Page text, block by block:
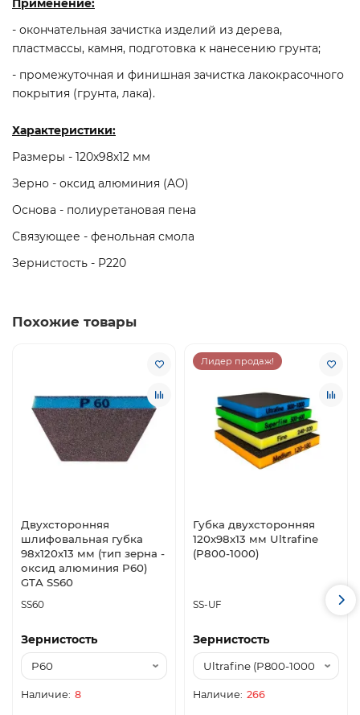
Применение:
- окончательная зачистка изделий из дерева,
пластмассы, камня, подготовка к нанесению грунта;
- промежуточная и финишная зачистка лакокрасочного
покрытия (грунта, лака).
Характеристики:
Размеры - 120х98х12 мм
Зерно - оксид алюминия (AO)
Основа - полиуретановая пена
Связующее - фенольная смола
Зернистость - P220
Похожие товары
Двухсторонняя
шлифовальная губка
98х120х13 мм (тип зерна -
оксид алюминия P60)
GTA SS60
SS60
Зернистость
8
Лидер продаж!
Губка двухсторонняя
120х98х13 мм Ultrafine
(P800-1000)
SS-UF
Зернистость
266